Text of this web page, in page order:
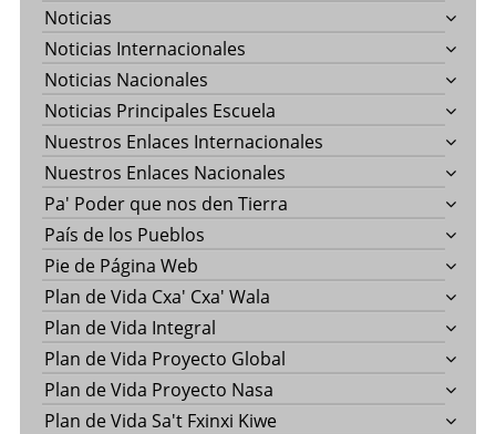
Noticias
Noticias Internacionales
Noticias Nacionales
Noticias Principales Escuela
Nuestros Enlaces Internacionales
Nuestros Enlaces Nacionales
Pa' Poder que nos den Tierra
País de los Pueblos
Pie de Página Web
Plan de Vida Cxa' Cxa' Wala
Plan de Vida Integral
Plan de Vida Proyecto Global
Plan de Vida Proyecto Nasa
Plan de Vida Sa't Fxinxi Kiwe